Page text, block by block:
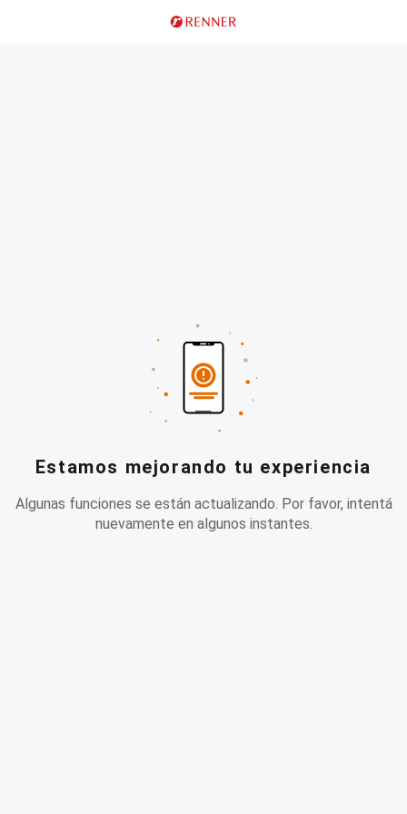
Estamos mejorando tu experiencia
Algunas funciones se están actualizando. Por favor, intentá
nuevamente en algunos instantes.